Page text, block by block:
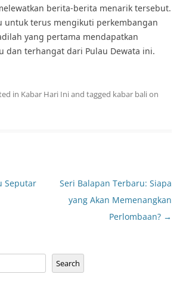
berita-berita menarik tersebut.
untuk terus mengikuti perkembangan
yang pertama mendapatkan
dan terhangat dari Pulau Dewata ini.
in Kabar Hari Iniand tagged kabar balion
Seputar
Seri Balapan Terbaru: Siapa
yang Akan Memenangkan
Perlombaan? →
Search